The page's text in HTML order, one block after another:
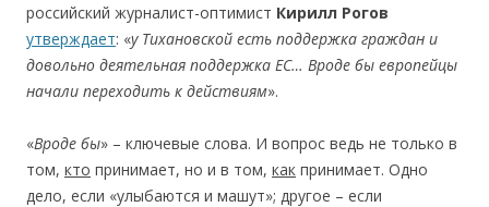
российский журналист-оптимист Кирилл Рогов
утверждает: «у Тихановской есть поддержка граждан и
довольно деятельная поддержка ЕС… Вроде бы европейцы
начали переходить к действиям».
«Вроде бы» – ключевые слова. И вопрос ведь не только в
том, кто принимает, но и в том, как принимает. Одно
дело, если «улыбаются и машут»; другое – если